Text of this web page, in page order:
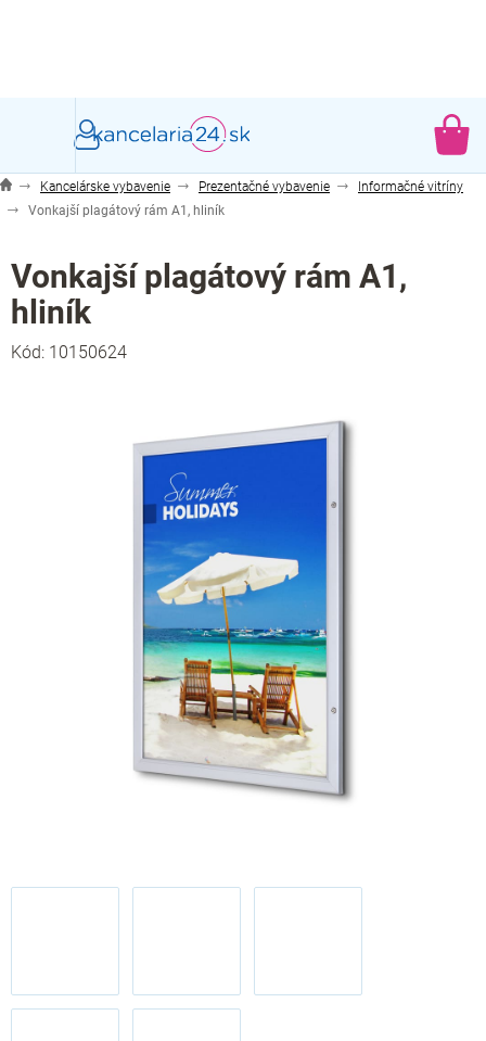
Kancelárske vybavenie Prezentačné vybavenie
Informačné vitríny
Vonkajší plagátový rám A1, hliník
Vonkajší plagátový rám A1,
hliník
Kód: 10150624